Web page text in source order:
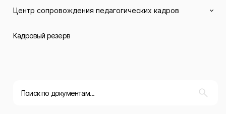
Центр сопровождения педагогических кадров
Кадровый резерв